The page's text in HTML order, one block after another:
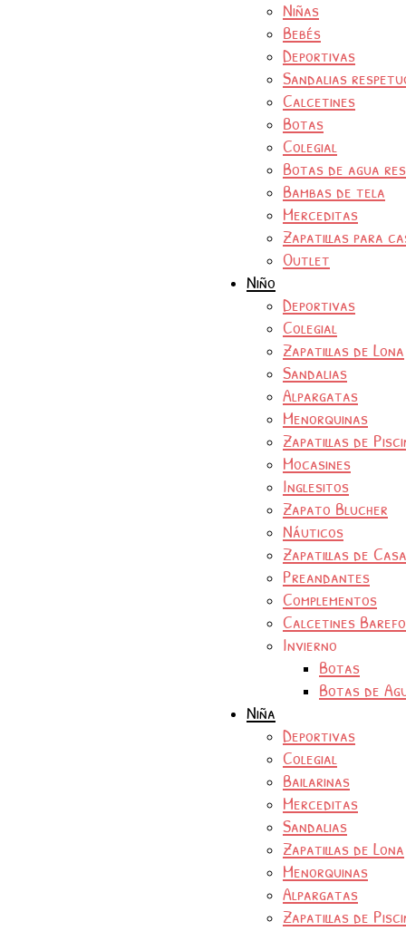
Niñas
Bebés
Deportivas
Sandalias
Calcetines
Botas
Colegial
Botas de agua
Bambas de tela
Merceditas
Zapatillas para
Outlet
Niño
Deportivas
Colegial
Zapatillas de Lona
Sandalias
Alpargatas
Menorquinas
Zapatillas de
Mocasines
Inglesitos
Zapato Blucher
Náuticos
Zapatillas de Casa
Preandantes
Complementos
Calcetines
Invierno
Botas
Botas de
Niña
Deportivas
Colegial
Bailarinas
Merceditas
Sandalias
Zapatillas de Lona
Menorquinas
Alpargatas
Zapatillas de